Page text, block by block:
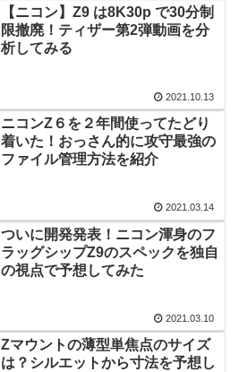
【ニコン】Z9 は8K30p で30分制
限撤廃！ティザー第2弾動画を分
析してみる
2021.10.13
ニコンZ６を２年間使ってたどり
着いた！おっさん的に攻守最強の
ファイル管理方法を紹介
2021.03.14
ついに開発発表！ニコン渾身のフ
ラッグシップZ9のスペックを独自
の視点で予想してみた
2021.03.10
Zマウントの薄型単焦点のサイズ
は？シルエットから寸法を予想し